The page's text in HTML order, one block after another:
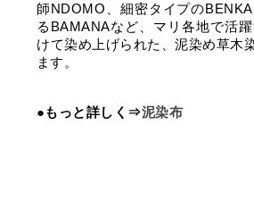
師NDOMO、細密タイプの
るBAMANAなど、マリ各地で活
けて染め上げられた、泥染め草木
ます。
●もっと詳しく⇒泥染布